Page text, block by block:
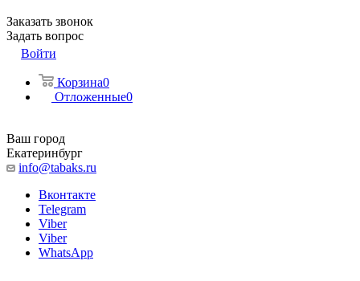
Заказать звонок
Задать вопрос
Войти
Корзина0
Отложенные0
Ваш город
Екатеринбург
info@tabaks.ru
Вконтакте
Telegram
Viber
Viber
WhatsApp